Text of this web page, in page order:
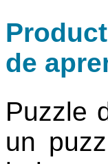
de
Puzzle
un